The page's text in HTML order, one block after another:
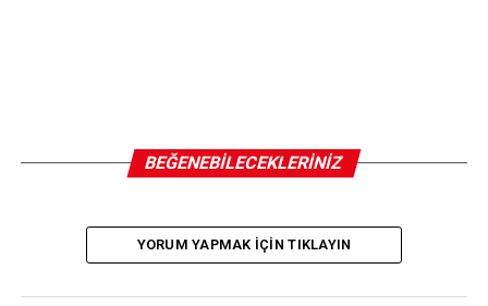
BEĞENEBILECEKLERINIZ
YORUM YAPMAK IÇIN TIKLAYIN